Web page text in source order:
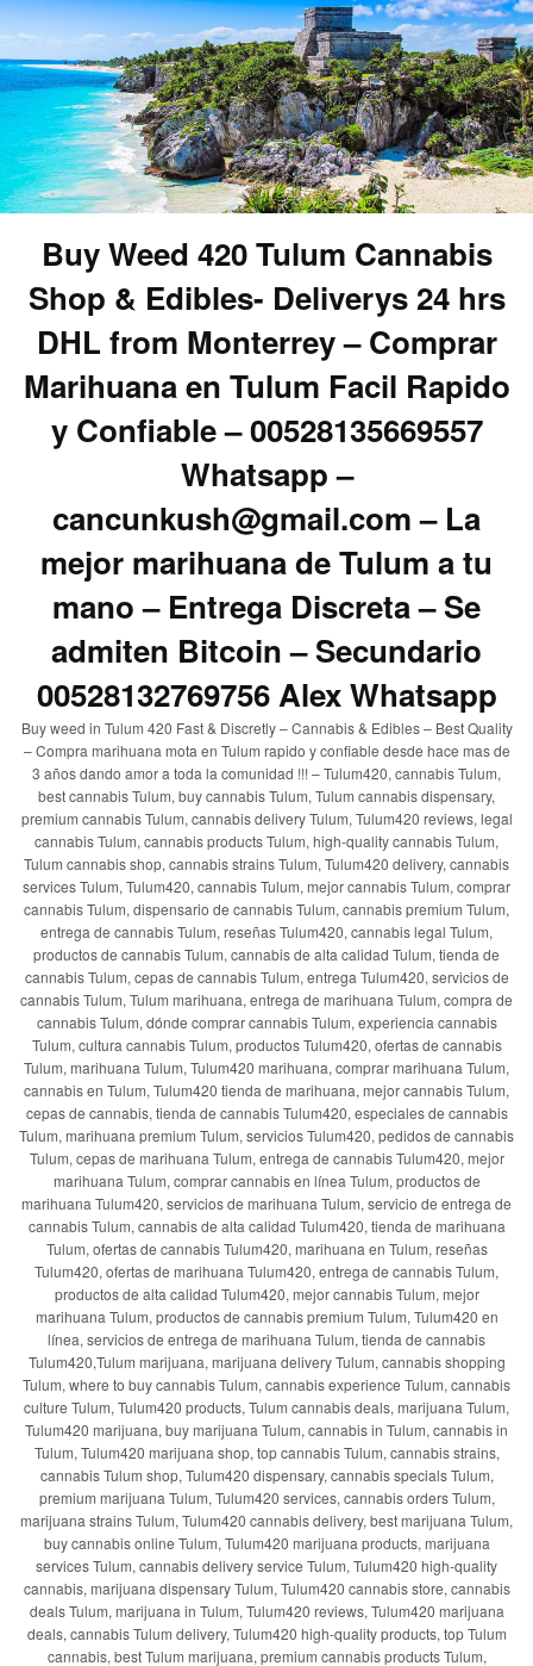
Buy Weed 420 Tulum Cannabis
Shop & Edibles- Deliverys 24 hrs
DHL from Monterrey – Comprar
Marihuana en Tulum Facil Rapido
y Confiable – 00528135669557
Whatsapp –
cancunkush@gmail.com – La
mejor marihuana de Tulum a tu
mano – Entrega Discreta – Se
admiten Bitcoin – Secundario
00528132769756 Alex Whatsapp
Buy weed in Tulum 420 Fast & Discretly – Cannabis & Edibles – Best Quality
– Compra marihuana mota en Tulum rapido y confiable desde hace mas de
3 años dando amor a toda la comunidad !!! – Tulum420, cannabis Tulum,
best cannabis Tulum, buy cannabis Tulum, Tulum cannabis dispensary,
premium cannabis Tulum, cannabis delivery Tulum, Tulum420 reviews, legal
cannabis Tulum, cannabis products Tulum, high-quality cannabis Tulum,
Tulum cannabis shop, cannabis strains Tulum, Tulum420 delivery, cannabis
services Tulum, Tulum420, cannabis Tulum, mejor cannabis Tulum, comprar
cannabis Tulum, dispensario de cannabis Tulum, cannabis premium Tulum,
entrega de cannabis Tulum, reseñas Tulum420, cannabis legal Tulum,
productos de cannabis Tulum, cannabis de alta calidad Tulum, tienda de
cannabis Tulum, cepas de cannabis Tulum, entrega Tulum420, servicios de
cannabis Tulum, Tulum marihuana, entrega de marihuana Tulum, compra de
cannabis Tulum, dónde comprar cannabis Tulum, experiencia cannabis
Tulum, cultura cannabis Tulum, productos Tulum420, ofertas de cannabis
Tulum, marihuana Tulum, Tulum420 marihuana, comprar marihuana Tulum,
cannabis en Tulum, Tulum420 tienda de marihuana, mejor cannabis Tulum,
cepas de cannabis, tienda de cannabis Tulum420, especiales de cannabis
Tulum, marihuana premium Tulum, servicios Tulum420, pedidos de cannabis
Tulum, cepas de marihuana Tulum, entrega de cannabis Tulum420, mejor
marihuana Tulum, comprar cannabis en línea Tulum, productos de
marihuana Tulum420, servicios de marihuana Tulum, servicio de entrega de
cannabis Tulum, cannabis de alta calidad Tulum420, tienda de marihuana
Tulum, ofertas de cannabis Tulum420, marihuana en Tulum, reseñas
Tulum420, ofertas de marihuana Tulum420, entrega de cannabis Tulum,
productos de alta calidad Tulum420, mejor cannabis Tulum, mejor
marihuana Tulum, productos de cannabis premium Tulum, Tulum420 en
línea, servicios de entrega de marihuana Tulum, tienda de cannabis
Tulum420,Tulum marijuana, marijuana delivery Tulum, cannabis shopping
Tulum, where to buy cannabis Tulum, cannabis experience Tulum, cannabis
culture Tulum, Tulum420 products, Tulum cannabis deals, marijuana Tulum,
Tulum420 marijuana, buy marijuana Tulum, cannabis in Tulum, cannabis in
Tulum, Tulum420 marijuana shop, top cannabis Tulum, cannabis strains,
cannabis Tulum shop, Tulum420 dispensary, cannabis specials Tulum,
premium marijuana Tulum, Tulum420 services, cannabis orders Tulum,
marijuana strains Tulum, Tulum420 cannabis delivery, best marijuana Tulum,
buy cannabis online Tulum, Tulum420 marijuana products, marijuana
services Tulum, cannabis delivery service Tulum, Tulum420 high-quality
cannabis, marijuana dispensary Tulum, Tulum420 cannabis store, cannabis
deals Tulum, marijuana in Tulum, Tulum420 reviews, Tulum420 marijuana
deals, cannabis Tulum delivery, Tulum420 high-quality products, top Tulum
cannabis, best Tulum marijuana, premium cannabis products Tulum,